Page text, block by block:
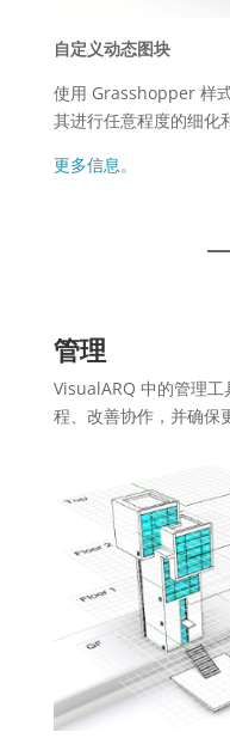
自定义动态图块
使用 Grasshopper 样
其进行任意程度的细化
更多信息。
管理
VisualARQ 中的管理
程、改善协作，并确保